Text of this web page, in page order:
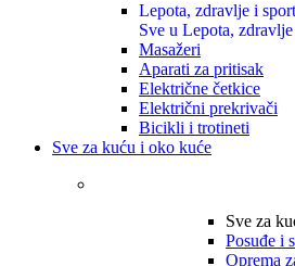
Lepota, zdravlje i sport
Sve u Lepota,
Masažeri
Aparati za pritisak
Električne četkice
Električni prekrivači
Bicikli i trotineti
Sve za kuću i oko kuće
Sve za
Posuđe i
Oprema